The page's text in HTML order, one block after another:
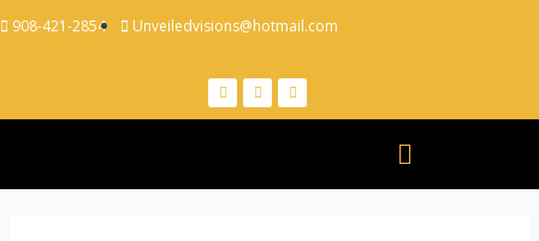
908-421-2854 Unveiledvisions@hotmail.com